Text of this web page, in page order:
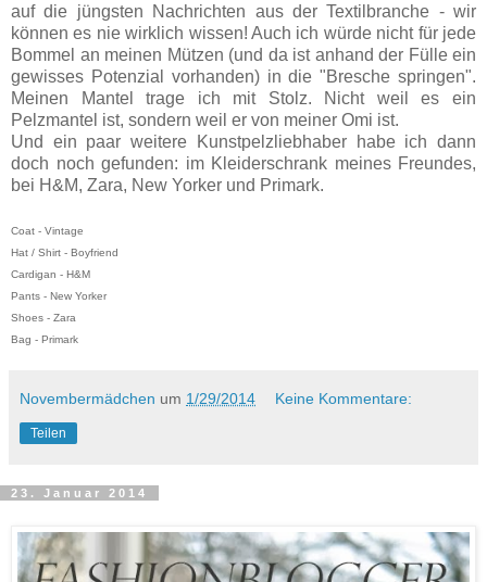
auf die jüngsten Nachrichten aus der Textilbranche - wir
können es nie wirklich wissen! Auch ich würde nicht für jede
Bommel an meinen Mützen (und da ist anhand der Fülle ein
gewisses Potenzial vorhanden) in die "Bresche springen".
Meinen Mantel trage ich mit Stolz. Nicht weil es ein
Pelzmantel ist, sondern weil er von meiner Omi ist.
Und ein paar weitere Kunstpelzliebhaber habe ich dann
doch noch gefunden: im Kleiderschrank meines Freundes,
bei H&M, Zara, New Yorker und Primark.
Coat - Vintage
Hat / Shirt - Boyfriend
Cardigan - H&M
Pants - New Yorker
Shoes - Zara
Bag - Primark
Novembermädchen um 1/29/2014 Keine Kommentare:
Teilen
23. Januar 2014